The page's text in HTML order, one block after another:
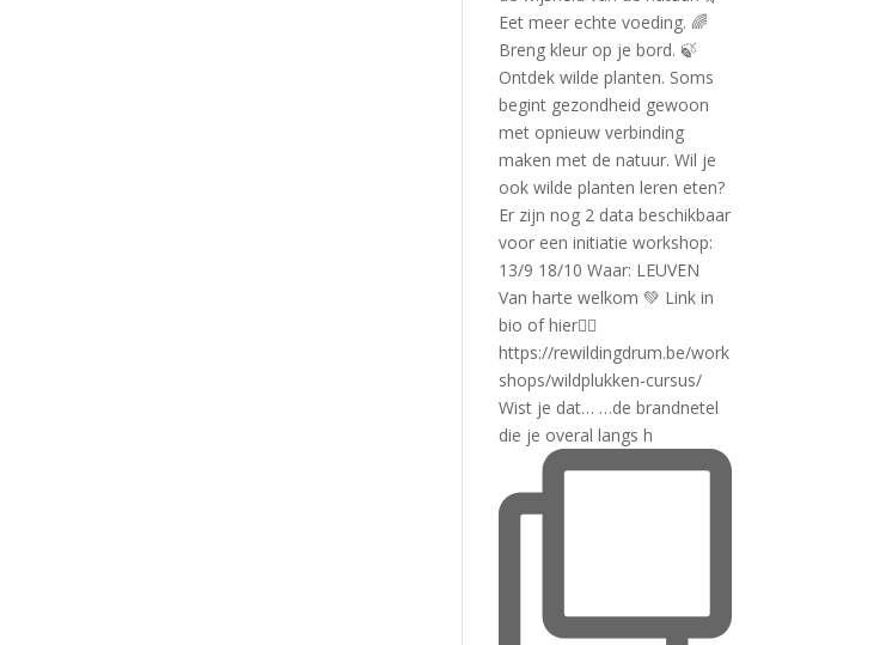
Wist je dat… …de brandnetel
die je overal langs h